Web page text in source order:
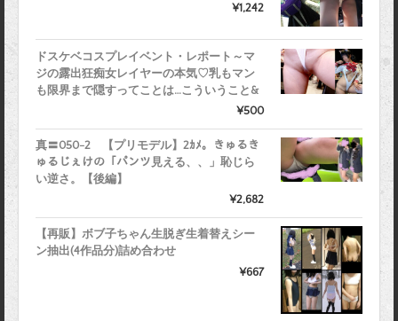
¥1,242
ドスケベコスプレイベント・レポート～マ
ジの露出狂痴女レイヤーの本気♡乳もマン
も限界まで隠すってことは…こういうこと&
¥500
真〓050-2 【プリモデル】2ｶﾒ。きゅるき
ゅるじぇけの「パンツ見える、、」恥じら
い逆さ。【後編】
¥2,682
【再販】ボブ子ちゃん生脱ぎ生着替えシー
ン抽出(4作品分)詰め合わせ
¥667